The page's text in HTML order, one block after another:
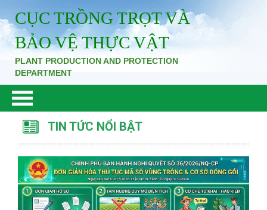
CỤC TRỒNG TRỌT VÀ
BẢO VỆ THỰC VẬT
PLANT PRODUCTION AND PROTECTION
DEPARTMENT
TIN TỨC NỔI BẬT